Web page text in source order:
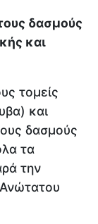
δασμούς
και
τομείς
και
δασμούς
τα
την